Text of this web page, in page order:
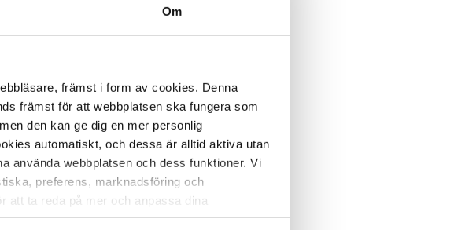
Om
främst i form av cookies. Denna
främst för att webbplatsen ska fungera som
den kan ge dig en mer personlig
automatiskt, och dessa är alltid aktiva utan
använda webbplatsen och dess funktioner. Vi
preferens, marknadsföring och
att ta reda på mer och anpassa dina
din upplevelse av webbplatsen och de tjänster